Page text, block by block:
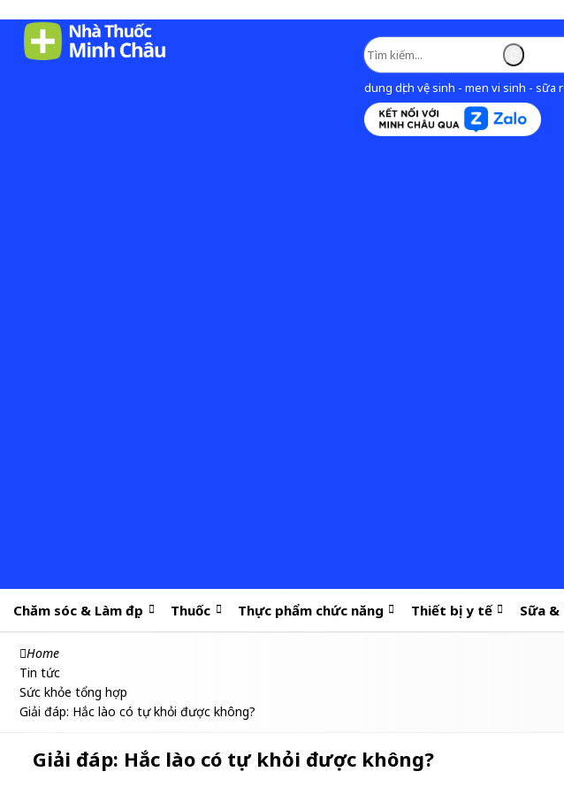
dung dịch vệ sinh - men vi sinh - sữa
Chăm sóc & Làm đẹp Thuốc Thực phẩm chức năng Thiết bị y tế Sữa &
Home
Tin tức
Sức khỏe tổng hợp
Giải đáp: Hắc lào có tự khỏi được không?
Giải đáp: Hắc lào có tự khỏi được không?